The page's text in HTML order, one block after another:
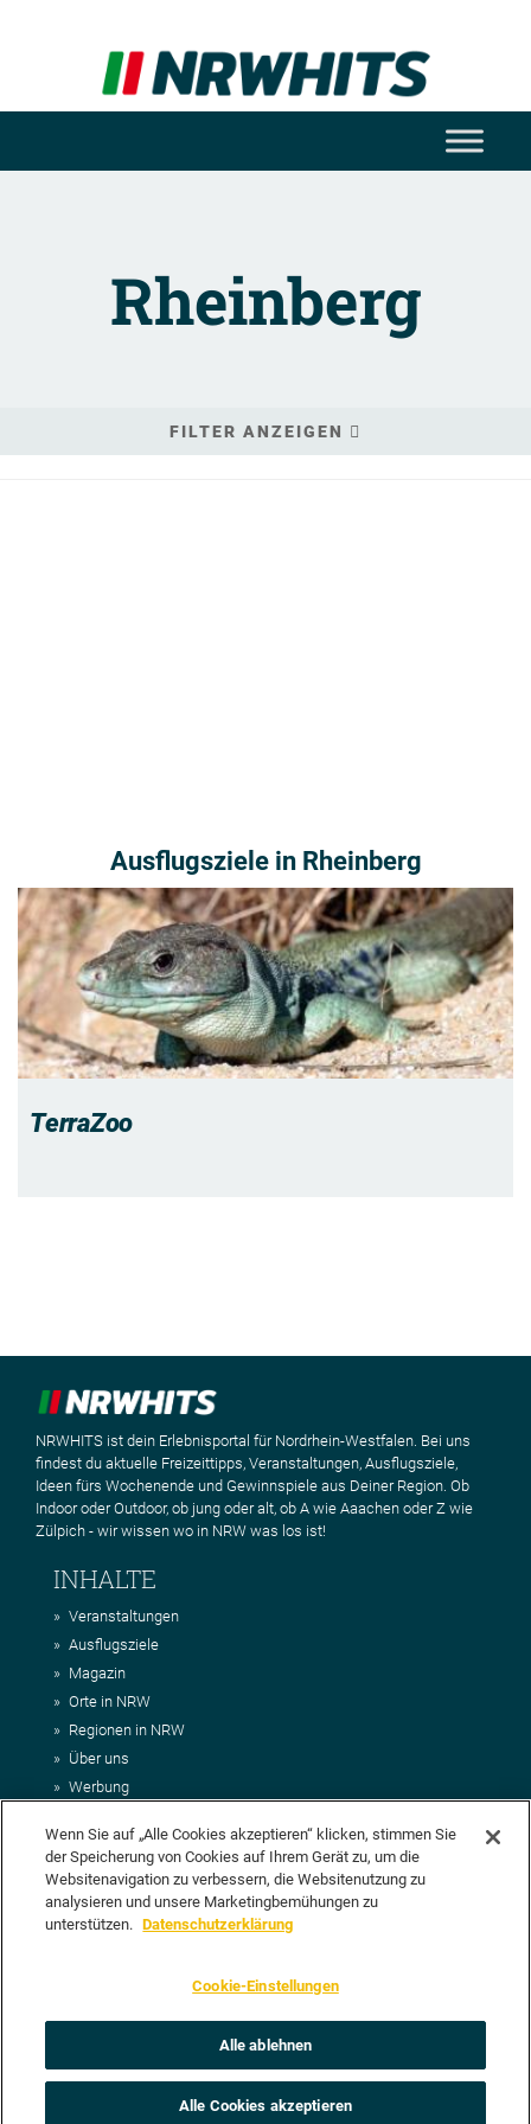
Rheinberg
FILTER ANZEIGEN
Ausflugsziele in Rheinberg
TerraZoo
NRWHITS ist dein Erlebnisportal für Nordrhein-Westfalen. Bei uns
findest du aktuelle Freizeittipps, Veranstaltungen, Ausflugsziele,
Ideen fürs Wochenende und Gewinnspiele aus Deiner Region. Ob
Indoor oder Outdoor, ob jung oder alt, ob A wie Aaachen oder Z wie
Zülpich - wir wissen wo in NRW was los ist!
INHALTE
Veranstaltungen
Ausflugsziele
Magazin
Orte in NRW
Regionen in NRW
Über uns
Werbung
Impressum
AGB
Datenschutz
DEIN VORSCHLAG FÜR NRWHITS
vorschlagen? Klasse, dann nutze doch einfach
Unsere Redaktion wird Deinen Vorschlag dann so schnell wie
Wenn Sie auf „Alle Cookies akzeptieren“ klicken, stimmen Sie
der Speicherung von Cookies auf Ihrem Gerät zu, um die
Websitenavigation zu verbessern, die Websitenutzung zu
analysieren und unsere Marketingbemühungen zu
unterstützen. Datenschutzerklärung
Cookie-Einstellungen
Alle ablehnen
Alle Cookies akzeptieren